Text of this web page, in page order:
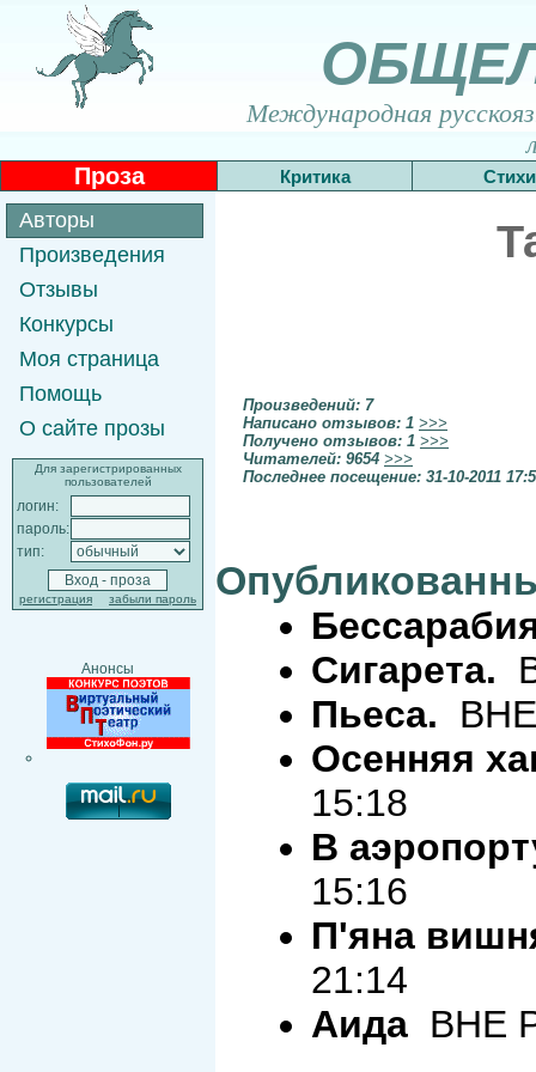
Международная
Проза Критика Стихи
Авторы
Произведения
Отзывы
Конкурсы
Моя страница
Помощь
О сайте прозы
Для зарегистрированных
пользователей
логин:
пароль:
тип:
регистрация забыли пароль
Анонсы
Произведений: 7
Написано отзывов: 1 >>>
Получено отзывов: 1 >>>
Читателей: 9654 >>>
Последнее посещение: 31-10-2011
Сигарета.
Пьеса.
Осенняя
15:18
В
15:16
П'яна
21:14
Аида ВНЕ